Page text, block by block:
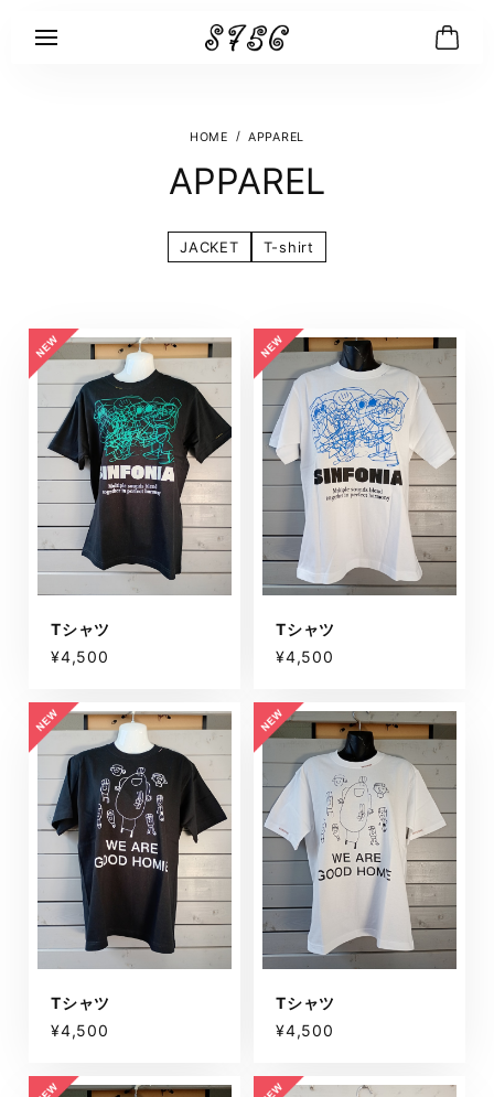
APPAREL
APPAREL
JACKET T-shirt
Tシャツ
¥4,500
Tシャツ
¥4,500
Tシャツ
¥4,500
Tシャツ
¥4,500